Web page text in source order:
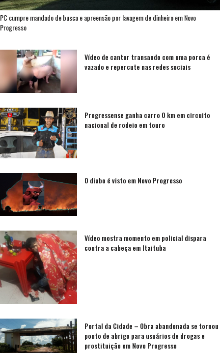
PC cumpre mandado de busca e apreensão por lavagem de dinheiro em Novo
Progresso
Vídeo de cantor transando com uma porca é
vazado e repercute nas redes sociais
Progressense ganha carro 0 km em circuito
nacional de rodeio em touro
O diabo é visto em Novo Progresso
Vídeo mostra momento em policial dispara
contra a cabeça em Itaituba
Portal da Cidade – Obra abandonada se tornou
ponto de abrigo para usuários de drogas e
prostituição em Novo Progresso